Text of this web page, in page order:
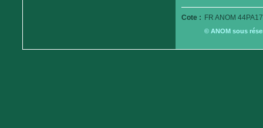
Cote : FR ANOM
© ANOM sous